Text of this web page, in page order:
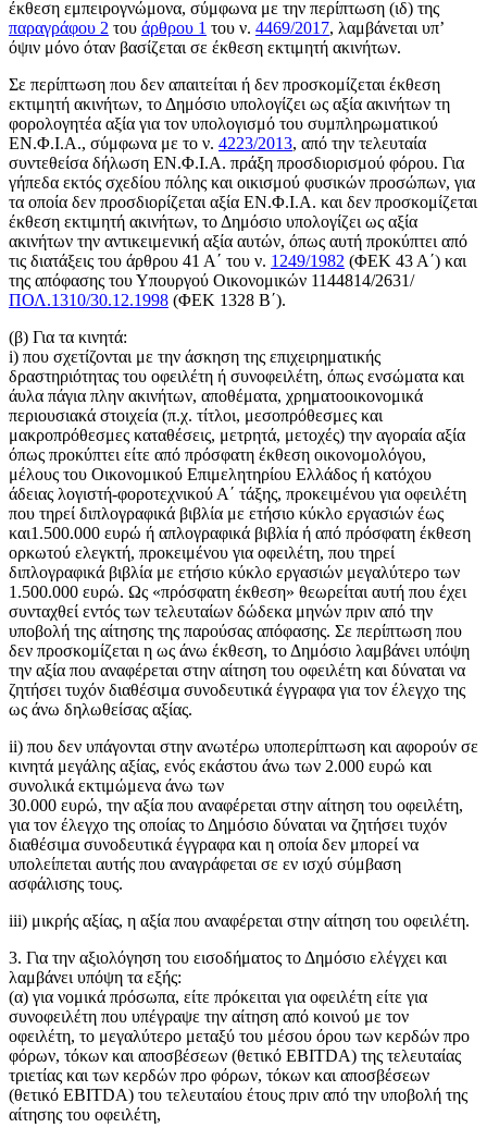
έκθεση εμπειρογνώμονα, σύμφωνα με την περίπτωση (ιδ) της
παραγράφου 2 του άρθρου 1 του ν. 4469/2017, λαμβάνεται υπ’
όψιν μόνο όταν βασίζεται σε έκθεση εκτιμητή ακινήτων.
Σε περίπτωση που δεν απαιτείται ή δεν προσκομίζεται έκθεση
εκτιμητή ακινήτων, το Δημόσιο υπολογίζει ως αξία ακινήτων τη
φορολογητέα αξία για τον υπολογισμό του συμπληρωματικού
ΕΝ.Φ.Ι.Α., σύμφωνα με το ν. 4223/2013, από την τελευταία
συντεθείσα δήλωση ΕΝ.Φ.Ι.Α. πράξη προσδιορισμού φόρου. Για
γήπεδα εκτός σχεδίου πόλης και οικισμού φυσικών προσώπων, για
τα οποία δεν προσδιορίζεται αξία ΕΝ.Φ.Ι.Α. και δεν προσκομίζεται
έκθεση εκτιμητή ακινήτων, το Δημόσιο υπολογίζει ως αξία
ακινήτων την αντικειμενική αξία αυτών, όπως αυτή προκύπτει από
τις διατάξεις του άρθρου 41 Α΄ του ν. 1249/1982 (ΦΕΚ 43 Α΄) και
της απόφασης του Υπουργού Οικονομικών 1144814/2631/
ΠΟΛ.1310/30.12.1998 (ΦΕΚ 1328 Β΄).
(β) Για τα κινητά:
i) που σχετίζονται με την άσκηση της επιχειρηματικής
δραστηριότητας του οφειλέτη ή συνοφειλέτη, όπως ενσώματα και
άυλα πάγια πλην ακινήτων, αποθέματα, χρηματοοικονομικά
περιουσιακά στοιχεία (π.χ. τίτλοι, μεσοπρόθεσμες και
μακροπρόθεσμες καταθέσεις, μετρητά, μετοχές) την αγοραία αξία
όπως προκύπτει είτε από πρόσφατη έκθεση οικονομολόγου,
μέλους του Οικονομικού Επιμελητηρίου Ελλάδος ή κατόχου
άδειας λογιστή-φοροτεχνικού Α΄ τάξης, προκειμένου για οφειλέτη
που τηρεί διπλογραφικά βιβλία με ετήσιο κύκλο εργασιών έως
και1.500.000 ευρώ ή απλογραφικά βιβλία ή από πρόσφατη έκθεση
ορκωτού ελεγκτή, προκειμένου για οφειλέτη, που τηρεί
διπλογραφικά βιβλία με ετήσιο κύκλο εργασιών μεγαλύτερο των
1.500.000 ευρώ. Ως «πρόσφατη έκθεση» θεωρείται αυτή που έχει
συνταχθεί εντός των τελευταίων δώδεκα μηνών πριν από την
υποβολή της αίτησης της παρούσας απόφασης. Σε περίπτωση που
δεν προσκομίζεται η ως άνω έκθεση, το Δημόσιο λαμβάνει υπόψη
την αξία που αναφέρεται στην αίτηση του οφειλέτη και δύναται να
ζητήσει τυχόν διαθέσιμα συνοδευτικά έγγραφα για τον έλεγχο της
ως άνω δηλωθείσας αξίας.
ii) που δεν υπάγονται στην ανωτέρω υποπερίπτωση και αφορούν σε
κινητά μεγάλης αξίας, ενός εκάστου άνω των 2.000 ευρώ και
συνολικά εκτιμώμενα άνω των
30.000 ευρώ, την αξία που αναφέρεται στην αίτηση του οφειλέτη,
για τον έλεγχο της οποίας το Δημόσιο δύναται να ζητήσει τυχόν
διαθέσιμα συνοδευτικά έγγραφα και η οποία δεν μπορεί να
υπολείπεται αυτής που αναγράφεται σε εν ισχύ σύμβαση
ασφάλισης τους.
iii) μικρής αξίας, η αξία που αναφέρεται στην αίτηση του οφειλέτη.
3. Για την αξιολόγηση του εισοδήματος το Δημόσιο ελέγχει και
λαμβάνει υπόψη τα εξής:
(α) για νομικά πρόσωπα, είτε πρόκειται για οφειλέτη είτε για
συνοφειλέτη που υπέγραψε την αίτηση από κοινού με τον
οφειλέτη, το μεγαλύτερο μεταξύ του μέσου όρου των κερδών προ
φόρων, τόκων και αποσβέσεων (θετικό EBITDA) της τελευταίας
τριετίας και των κερδών προ φόρων, τόκων και αποσβέσεων
(θετικό EBITDA) του τελευταίου έτους πριν από την υποβολή της
αίτησης του οφειλέτη,